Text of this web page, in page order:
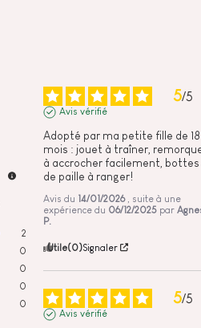
2
0
0
0
0
5/5
Avis vérifié
Adopté par ma petite fille de 18
mois : jouet à traîner,
à accrocher facilement, bottes
de paille à ranger!
Avis du 14/01/2026
, suite à une
expérience du 06/12/2025 par
P.
Utile(0)Signaler
5/5
Avis vérifié